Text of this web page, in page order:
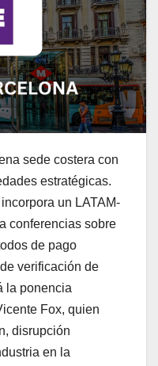
sede costera con
estratégicas.
un LATAM-
conferencias sobre
de pago
verificación de
la ponencia
Fox, quien
disrupción
en la